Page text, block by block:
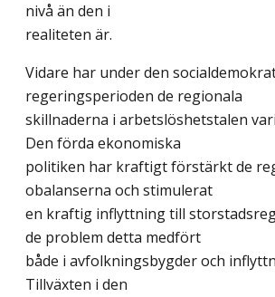
nivå än den i
realiteten är.
Vidare har under den
regeringsperioden de regionala
skillnaderna i arbetslöshetstalen
Den förda ekonomiska
politiken har kraftigt förstärkt de
obalanserna och stimulerat
en kraftig inflyttning till
de problem detta medfört
både i avfolkningsbygder och
Tillväxten i den